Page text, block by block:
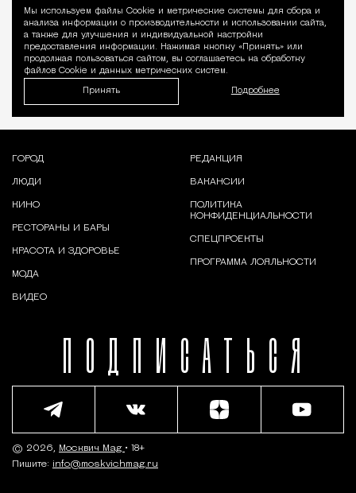
Уведомление
Мы используем файлы Сookie и метрические системы для сбора и
анализа информации о производительности и использовании сайта,
а также для улучшения и индивидуальной настройки
предоставления информации. Нажимая кнопку «Принять» или
продолжая пользоваться сайтом, вы соглашаетесь на обработку
файлов Cookie и данных метрических систем.
Принять Подробнее
ПОДПИСАТЬСЯ
ГОРОД
ЛЮДИ
КИНО
РЕСТОРАНЫ И БАРЫ
КРАСОТА И ЗДОРОВЬЕ
МОДА
ВИДЕО
РЕДАКЦИЯ
ВАКАНСИИ
ПОЛИТИКА
КОНФИДЕНЦИАЛЬНОСТИ
СПЕЦПРОЕКТЫ
ПРОГРАММА ЛОЯЛЬНОСТИ
© 2026, Москвич Mag • 18+
Пишите: info@moskvichmag.ru